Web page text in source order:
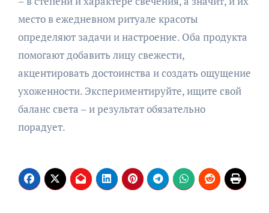
место в ежедневном ритуале красоты
определяют задачи и настроение. Оба продукта
помогают добавить лицу свежести,
акцентировать достоинства и создать ощущение
ухоженности. Экспериментируйте, ищите свой
баланс света – и результат обязательно
порадует.